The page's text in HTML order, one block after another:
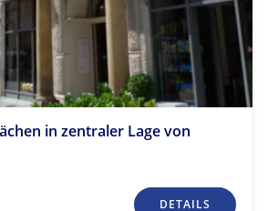
in zentraler Lage von
DETAILS